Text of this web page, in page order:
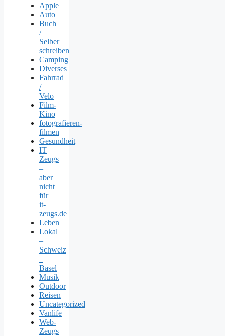
Apple
Auto
Buch
/
Selber
schreiben
Camping
Diverses
Fahrrad
/
Velo
Film-
Kino
fotografieren-
filmen
Gesundheit
IT
Zeugs
–
aber
nicht
für
it-
zeugs.de
Leben
Lokal
–
Schweiz
–
Basel
Musik
Outdoor
Reisen
Uncategorized
Vanlife
Web-
Zeugs